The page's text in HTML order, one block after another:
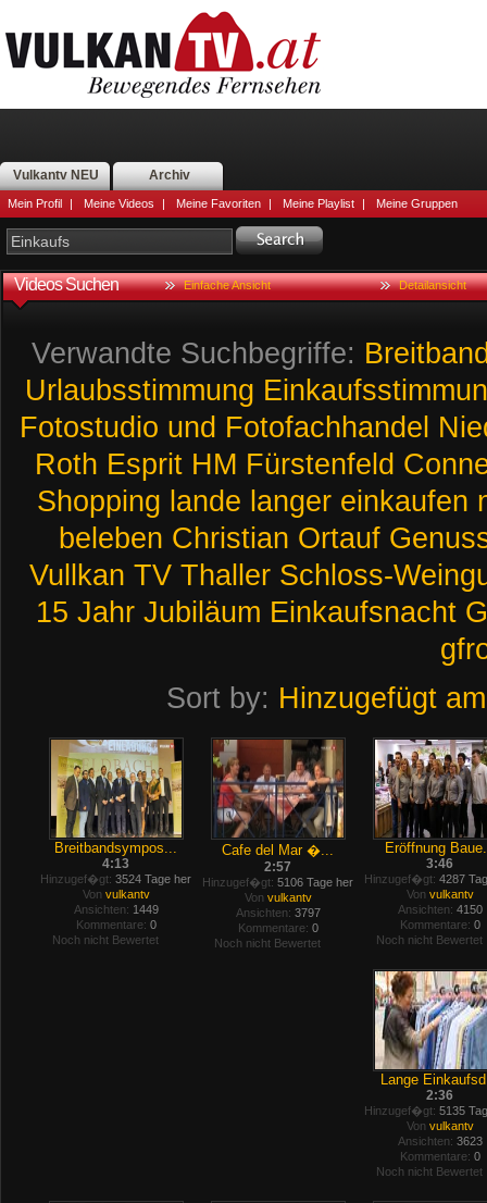
Vulkantv NEU Archiv
Mein Profil | Meine Videos | Meine Favoriten | Meine Playlist | Meine Gruppen
Videos Suchen Einfache Ansicht Detailansicht
Verwandte Suchbegriffe:
Urlaubsstimmung
Fotostudio und Fotofachhandel
Roth Esprit HM Fürstenfeld
Shopping lande langer einkaufen
beleben Christian Ortauf
Vullkan TV Thaller Schloss-
15 Jahr Jubiläum Einkaufsnacht
Sort by: Hinzugefügt am
Breitbandsympos...
4:13
Hinzugef�gt: 3524 Tage her
Von vulkantv
Ansichten: 1449
Kommentare: 0
Noch nicht Bewertet
Cafe del Mar �...
2:57
Hinzugef�gt: 5106 Tage her
Von vulkantv
Ansichten: 3797
Kommentare: 0
Noch nicht Bewertet
Eröffnung
3:46
Hinzugef�gt: 4287
Von vulkantv
Ansichten: 4150
Kommentare: 0
Noch nicht Bewertet
Lange
2:36
Hinzugef�gt: 5135
Von vulkantv
Ansichten: 3623
Kommentare: 0
Noch nicht Bewertet